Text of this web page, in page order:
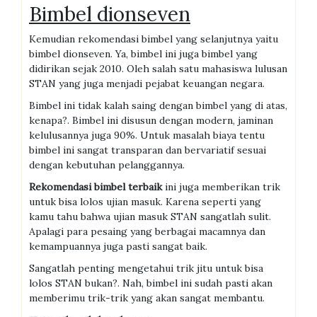
Bimbel dionseven
Kemudian rekomendasi bimbel yang selanjutnya yaitu
bimbel dionseven. Ya, bimbel ini juga bimbel yang
didirikan sejak 2010. Oleh salah satu mahasiswa lulusan
STAN yang juga menjadi pejabat keuangan negara.
Bimbel ini tidak kalah saing dengan bimbel yang di atas,
kenapa?. Bimbel ini disusun dengan modern, jaminan
kelulusannya juga 90%. Untuk masalah biaya tentu
bimbel ini sangat transparan dan bervariatif sesuai
dengan kebutuhan pelanggannya.
Rekomendasi bimbel terbaikini juga memberikan trik
untuk bisa lolos ujian masuk. Karena seperti yang
kamu tahu bahwa ujian masuk STAN sangatlah sulit.
Apalagi para pesaing yang berbagai macamnya dan
kemampuannya juga pasti sangat baik.
Sangatlah penting mengetahui trik jitu untuk bisa
lolos STAN bukan?. Nah, bimbel ini sudah pasti akan
memberimu trik-trik yang akan sangat membantu.